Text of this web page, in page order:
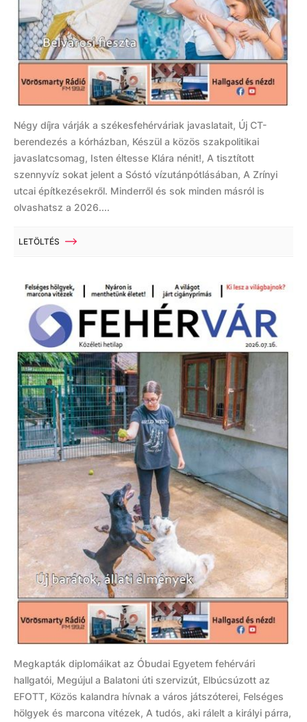
Négy díjra várják a székesfehérváriak javaslatait, Új CT-
berendezés a kórházban, Készül a közös szakpolitikai
javaslatcsomag, Isten éltesse Klára nénit!, A tisztított
szennyvíz sokat jelent a Sóstó vízutánpótlásában, A Zrínyi
utcai építkezésekről. Minderről és sok minden másról is
olvashatsz a 2026....
LETÖLTÉS
Megkapták diplomáikat az Óbudai Egyetem fehérvári
hallgatói, Megújul a Balatoni úti szervizút, Elbúcsúzott az
EFOTT, Közös kalandra hívnak a város játszóterei, Felséges
hölgyek és marcona vitézek, A tudós, aki rálelt a királyi párra,